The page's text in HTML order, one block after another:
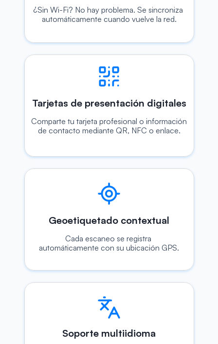
¿Sin Wi-Fi? No hay problema. Se sincroniza
automáticamente cuando vuelve la red.
Tarjetas de presentación digitales
Comparte tu tarjeta profesional o información
de contacto mediante QR, NFC o enlace.
Geoetiquetado contextual
Cada escaneo se registra
automáticamente con su ubicación GPS.
Soporte multiidioma